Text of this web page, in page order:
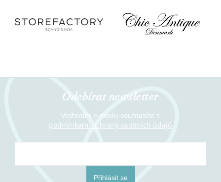
Odebírat newsletter
Vložením e-mailu souhlasíte s
podmínkami ochrany osobních údajů
Přihlásit se